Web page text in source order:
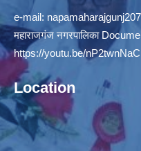
e-mail:
महाराजगंज नगरपालिका
https://youtu.be/
Location